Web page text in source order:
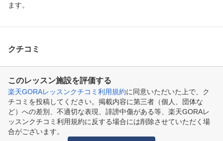
ます。
クチコミ
このレッスン施設を評価する
楽天GORAレッスンクチコミ利用規約に同意いただいた上で、ク
チコミを投稿してください。掲載内容に第三者（個人、団体な
ど）への差別、不適切な表現、誹謗中傷がある等、楽天GORAレ
ッスンクチコミ利用規約に反する場合には削除させていただく場
合がございます。